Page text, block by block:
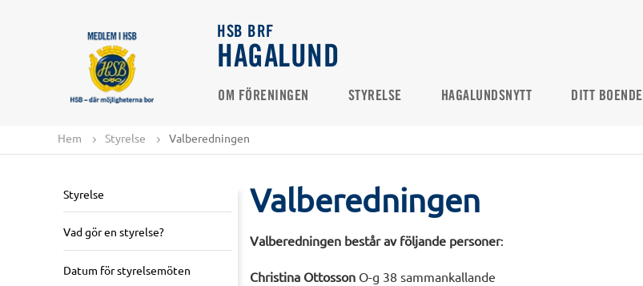
HSB BRF
HAGALUND
OM FÖRENINGEN STYRELSE HAGALUNDSNYTT DITT BOENDE
Hem Styrelse Valberedningen
Styrelse
Vad gör en styrelse?
Datum för styrelsemöten
Valberedningen
Valberedningen består av följande personer:
Christina Ottosson O-g 38 sammankallande